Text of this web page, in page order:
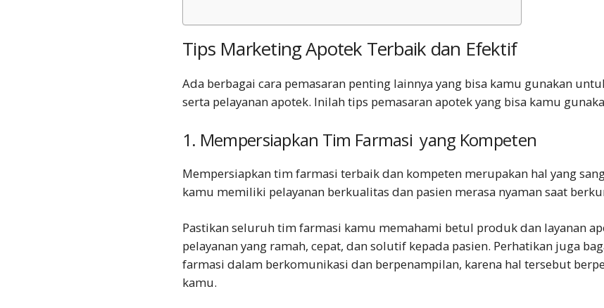
Tips Marketing Apotek Terbaik dan Efektif
Ada berbagai cara pemasaran penting lainnya yang bisa kamu gunakan
serta pelayanan apotek. Inilah tips pemasaran apotek yang bisa kamu
1. Mempersiapkan Tim Farmasi yang Kompeten
Mempersiapkan tim farmasi terbaik dan kompeten merupakan hal yang
kamu memiliki pelayanan berkualitas dan pasien merasa nyaman saat
Pastikan seluruh tim farmasi kamu memahami betul produk dan layanan
pelayanan yang ramah, cepat, dan solutif kepada pasien. Perhatikan juga
farmasi dalam berkomunikasi dan berpenampilan, karena hal tersebut
kamu.